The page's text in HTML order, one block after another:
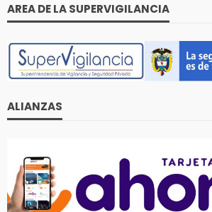
AREA DE LA SUPERVIGILANCIA
ALIANZAS